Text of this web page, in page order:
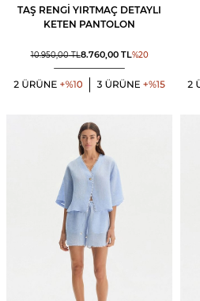
TAŞ RENGI YIRTMAÇ DETAYLI
KETEN PANTOLON
10.950,00TL8.760,00TL%20